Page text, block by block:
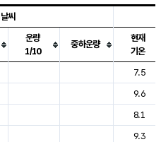
, 강수, 바람, 기압등을 안내한 표입
날씨
운량
1/10
중하운량
현재
기온
7.5
9.6
8.1
9.3